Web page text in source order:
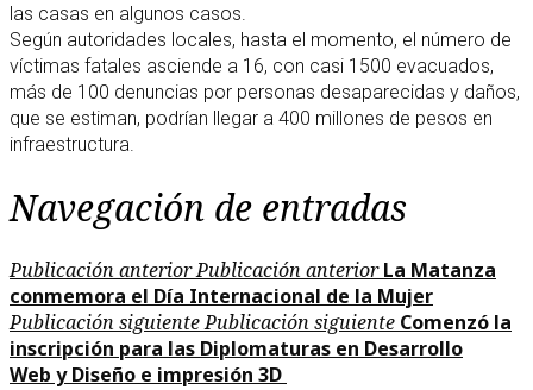
las casas en algunos casos.
Según autoridades locales, hasta el momento, el número de
víctimas fatales asciende a 16, con casi 1500 evacuados,
más de 100 denuncias por personas desaparecidas y daños,
que se estiman, podrían llegar a 400 millones de pesos en
infraestructura.
Navegación de entradas
Publicación anteriorPublicación anterior La Matanza
conmemora el Día Internacional de la Mujer
Publicación siguientePublicación siguiente Comenzó la
inscripción para las Diplomaturas en Desarrollo
Web y Diseño e impresión 3D